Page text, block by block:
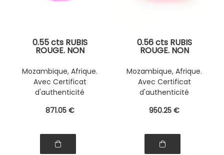
0.55 cts RUBIS
ROUGE. NON
Mozambique, Afrique.
Avec Certificat
d'authenticité
871.05 €
0.56 cts RUBIS
ROUGE. NON
Mozambique, Afrique.
Avec Certificat
d'authenticité
950.25 €